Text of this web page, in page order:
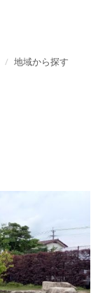
地域から探す